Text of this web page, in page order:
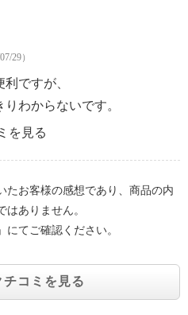
29）
ですが、
わからないです。
を見る
たお客様の感想であり、商品の内
ありません。
てご確認ください。
コミを見る